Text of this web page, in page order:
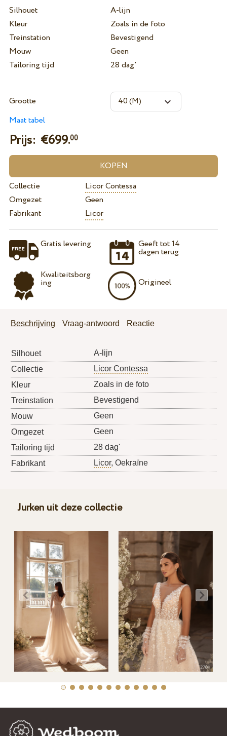
Silhouet
A-lijn
Kleur
Zoals in de foto
Treinstation
Bevestigend
Mouw
Geen
Tailoring tijd
28 dag'
Grootte
Maat tabel
Prijs: €699.00
Collectie
Licor Contessa
Omgezet
Geen
Fabrikant
Licor
Gratis levering
Kwaliteitsborg
ing
Geeft tot 14
dagen terug
Origineel
Beschrijving Vraag-antwoord Reactie
Silhouet
A-lijn
Collectie
Licor Contessa
Kleur
Zoals in de foto
Treinstation
Bevestigend
Mouw
Geen
Omgezet
Geen
Tailoring tijd
28 dag'
Fabrikant
Licor, Oekraïne
Jurken uit deze collectie